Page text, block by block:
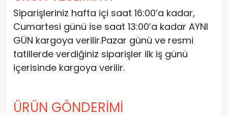
Siparişleriniz hafta içi saat 16:00’a kadar,
Cumartesi günü ise saat 13:00’a kadar AYNI
GÜN kargoya verilir.Pazar günü ve resmi
tatillerde verdiğiniz siparişler ilk iş günü
içerisinde kargoya verilir.
ÜRÜN GÖNDERİMİ